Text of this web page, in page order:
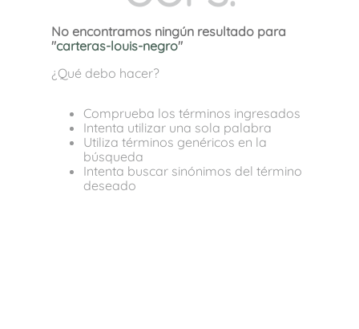
No encontramos ningún resultado para
"carteras-louis-negro"
¿Qué debo hacer?
Comprueba los términos ingresados
Intenta utilizar una sola palabra
Utiliza términos genéricos en la
búsqueda
Intenta buscar sinónimos del término
deseado